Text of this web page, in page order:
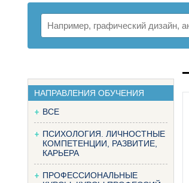
НАПРАВЛЕНИЯ ОБУЧЕНИЯ
ВСЕ
ПСИХОЛОГИЯ. ЛИЧНОСТНЫЕ
КОМПЕТЕНЦИИ, РАЗВИТИЕ,
КАРЬЕРА
ПРОФЕССИОНАЛЬНЫЕ